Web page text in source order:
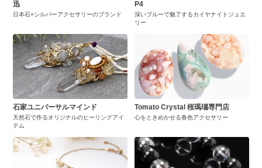
迅
日本石×シルバーアクセサリーのブランド
P4
深いブルーで魅了するカイヤナイトジュエ
リー
石家ユニバーサルマインド
天然石で作るオリジナルのヒーリングアイ
テム
Tomato Crystal 桜瑪瑙専門店
心をときめかせる春色アクセサリー